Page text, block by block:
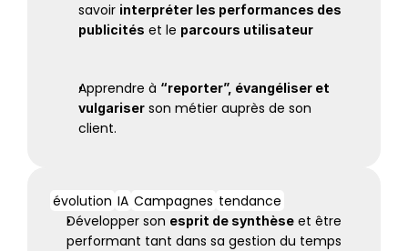
savoir interpréter les performances des
publicités et le parcours utilisateur
Apprendre à “reporter”, évangéliser et
vulgariser son métier auprès de son
client.
évolution IA Campagnes tendance
Développer son esprit de synthèse et être
performant tant dans sa gestion du temps